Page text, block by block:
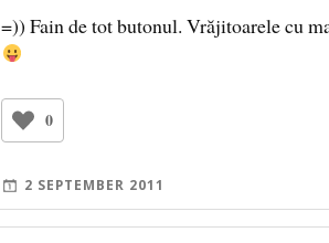
=)) Fain de tot butonul. Vrăjitoarele cu
0
2 SEPTEMBER 2011